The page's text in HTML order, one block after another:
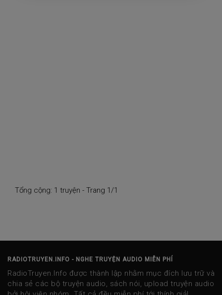
Tổng cộng: 1 truyện - Trang 1/1
RADIOTRUYEN.INFO - NGHE TRUYỆN AUDIO MIỄN PHÍ
RadioTruyen.Info được thành lập nhằm mục đích lưu trữ và
chia sẻ các bộ truyện audio, sách nói, upload truyện audio